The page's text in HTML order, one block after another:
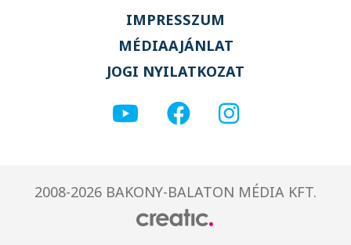
IMPRESSZUM
MÉDIAAJÁNLAT
JOGI NYILATKOZAT
2008-2026 BAKONY-BALATON MÉDIA KFT.